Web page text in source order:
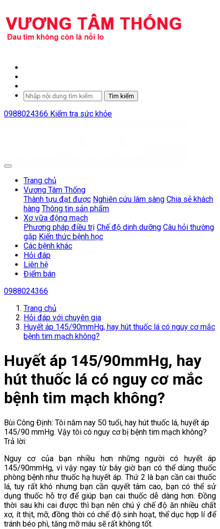
Tìm kiếm
0988024366 Kiểm tra sức khỏe
Trang chủ
Vương Tâm Thống
Thành tựu đạt được Nghiên cứu lâm sàng Chia sẻ khách
hàng Thông tin sản phẩm
Xơ vữa động mạch
Phương pháp điều trị Chế độ dinh dưỡng Câu hỏi thường
gặp Kiến thức bệnh học
Các bệnh khác
Hỏi đáp
Liên hệ
Điểm bán
0988024366
Trang chủ
Hỏi đáp với chuyên gia
Huyết áp 145/90mmHg, hay hút thuốc lá có nguy cơ mắc
bệnh tim mạch không?
Huyết áp 145/90mmHg, hay
hút thuốc lá có nguy cơ mắc
bệnh tim mạch không?
Bùi Công Định: Tôi năm nay 50 tuổi, hay hút thuốc lá, huyết áp
145/90 mmHg. Vậy tôi có nguy cơ bị bệnh tim mạch không?
Trả lời:
Nguy cơ của bạn nhiều hơn những người có huyết áp
145/90mmHg, vì vậy ngay từ bây giờ bạn có thể dùng thuốc
phòng bệnh như thuốc hạ huyết áp. Thứ 2 là bạn cần cai thuốc
lá, tuy rất khó nhưng bạn cần quyết tâm cao, bạn có thể sử
dụng thuốc hỗ trợ để giúp bạn cai thuốc dễ dàng hơn. Đồng
thời sau khi cai được thì bạn nên chú ý chế độ ăn nhiều chất
xơ, ít thịt, mỡ, đồng thời có chế độ sinh hoạt, thể dục hợp lí để
tránh béo phì, tăng mỡ máu sẽ rất không tốt.